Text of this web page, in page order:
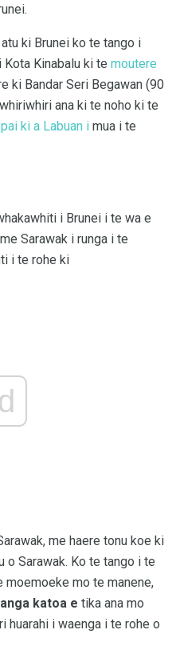
ki Brunei ko te tango i
Kinabalu ki te moutere
ki Bandar Seri Begawan (90
ana ki te noho ki te
ki a Labuan i mua i te
i Brunei i te wa e
Sarawak i runga i te
i te rohe ki
me haere tonu koe ki
o Sarawak. Ko te tango i te
moemoeke mo te manene,
katoa e tika ana mo
huarahi i waenga i te rohe o